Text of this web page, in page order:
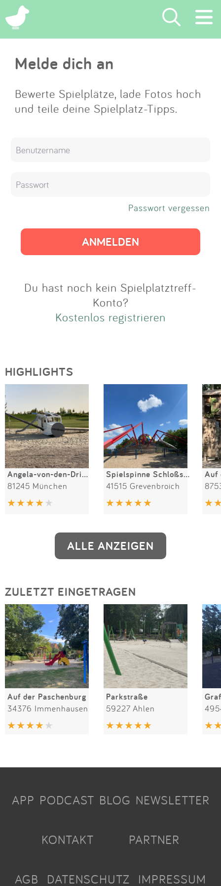
×
Suchen
Eintragen
App
Melde dich an
Bewerte Spielplätze, lade Fotos hoch
und teile deine Spielplatz-Tipps.
Passwort vergessen
Du hast noch kein Spielplatztreff-
Konto?
Kostenlos registrieren
HIGHLIGHTS
Angela-von-den-Driesch-Spielplatz
81245 München
Spielspinne Schloßstraße
41515 Grevenbroich
Auf
ALLE ANZEIGEN
ZULETZT EINGETRAGEN
Auf der Paschenburg
34376 Immenhausen
Parkstraße
59227 Ahlen
APP PODCAST BLOG NEWSLETTER
KONTAKT PARTNER
AGB DATENSCHUTZ IMPRESSUM